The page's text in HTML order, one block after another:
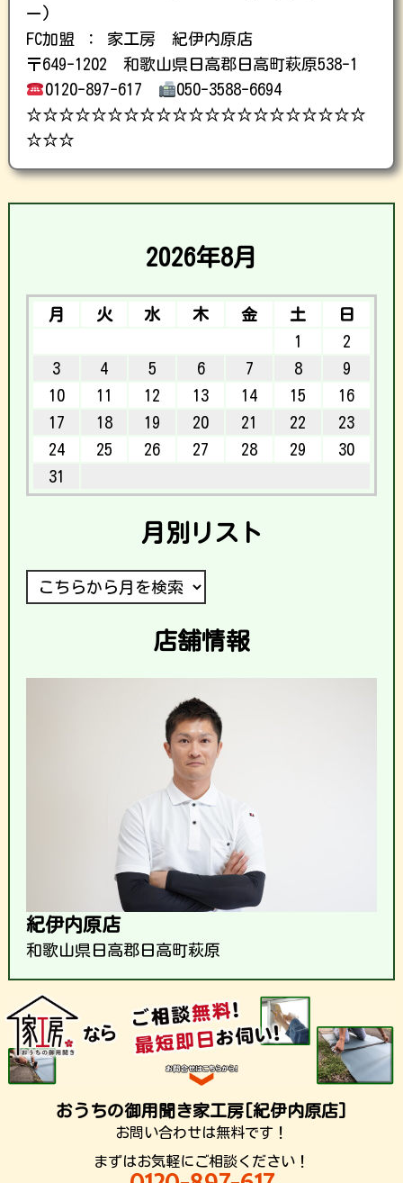
ー)
FC加盟 ： 家工房 紀伊内原店
〒649-1202 和歌山県日高郡日高町萩原538-1
0120-897-617
050-3588-6694
☆☆☆☆☆☆☆☆☆☆☆☆☆☆☆☆☆☆☆☆☆
☆☆☆
2026年8月
月 火 水 木 金 土
日
1
2
3
4 5 6 7 8
9
10
11 12 13 14 15
16
17
18 19 20 21 22
23
24
25 26 27 28 29
30
31
月別リスト
店舗情報
紀伊内原店
和歌山県日高郡日高町萩原
おうちの御用聞き家工房[紀伊内原店]
お問い合わせは無料です！
まずはお気軽にご相談ください！